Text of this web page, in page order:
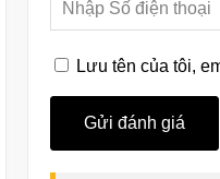
Lưu tên của tôi,